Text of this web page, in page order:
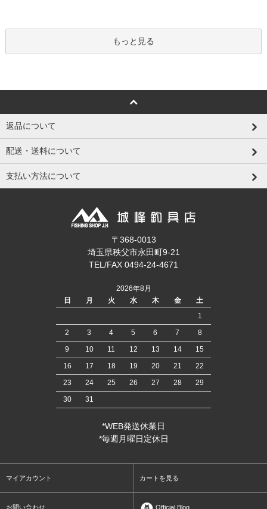
もっと見る
返品について
配送・送料について
支払い方法について
〒368-0013
埼玉県秩父市永田町9-21
TEL/FAX 0494-24-4671
2026年8月
日
月 火 水 木 金
土
1
2
3 4 5 6 7
8
9
10 11 12 13 14
15
16
17 18 19 20 21
22
23
24 25 26 27 28
29
30
31
*WEB発送休業日
*毎週月曜日定休日
マイアカウント カートを見る
お問い合わせ Official Blog